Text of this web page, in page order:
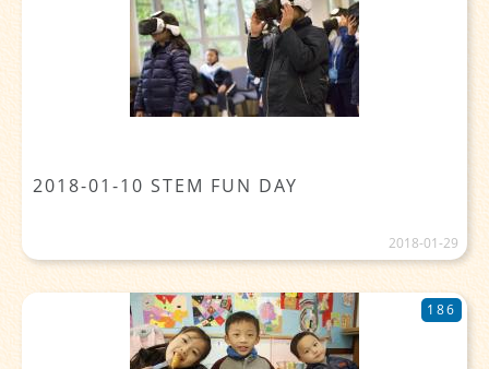
2018-01-10 STEM FUN DAY
2018-01-29
186